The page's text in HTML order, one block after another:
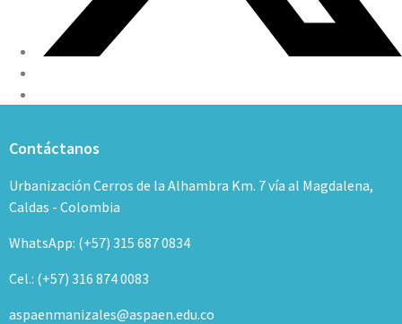
Contáctanos
Urbanización Cerros de la Alhambra Km. 7 vía al Magdalena,
Caldas - Colombia
WhatsApp: (+57) 315 687 0834
Cel.: (+57) 316 874 0083
aspaenmanizales@aspaen.edu.co